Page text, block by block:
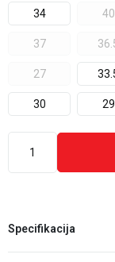
34
40
37
27
30 29
Specifikacija